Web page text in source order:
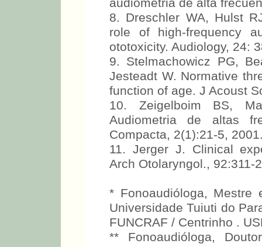
Scand Audiol, 9:249-56,
7. Oliva JD, Paris MC,
audiometria de alta
8. Dreschler WA, Hulst
role of high-frequency
ototoxicity. Audiology, 24:
9. Stelmachowicz PG,
Jesteadt W. Normative
function of age. J Acoust
10. Zeigelboim BS,
Audiometria de altas
Compacta, 2(1):21-5,
Arch Otolaryngol., 92:311-
* Fonoaudióloga, Mestre
Universidade Tuiuti do